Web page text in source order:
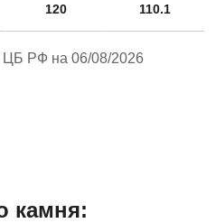
120 110.1
ЦБ РФ на 06/08/2026
камня: